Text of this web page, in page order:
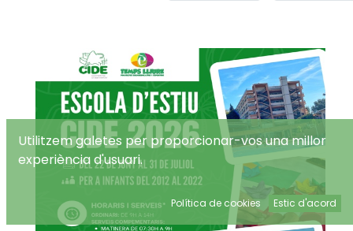
Utilitzem galetes per proporcionar-vos una millor
experiència d'usuari.
Política de cookies Estic d'acord